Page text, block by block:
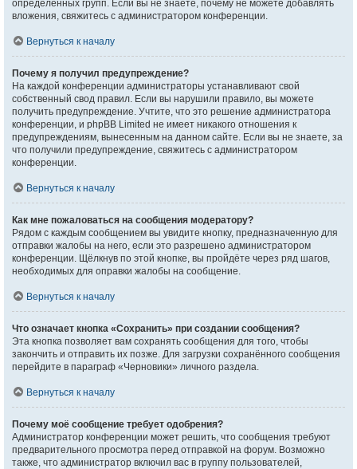
определённых групп. Если вы не знаете, почему не можете добавлять
вложения, свяжитесь с администратором конференции.
Вернуться к началу
Почему я получил предупреждение?
На каждой конференции администраторы устанавливают свой
собственный свод правил. Если вы нарушили правило, вы можете
получить предупреждение. Учтите, что это решение администратора
конференции, и phpBB Limited не имеет никакого отношения к
предупреждениям, вынесенным на данном сайте. Если вы не знаете, за
что получили предупреждение, свяжитесь с администратором
конференции.
Вернуться к началу
Как мне пожаловаться на сообщения модератору?
Рядом с каждым сообщением вы увидите кнопку, предназначенную для
отправки жалобы на него, если это разрешено администратором
конференции. Щёлкнув по этой кнопке, вы пройдёте через ряд шагов,
необходимых для оправки жалобы на сообщение.
Вернуться к началу
Что означает кнопка «Сохранить» при создании сообщения?
Эта кнопка позволяет вам сохранять сообщения для того, чтобы
закончить и отправить их позже. Для загрузки сохранённого сообщения
перейдите в параграф «Черновики» личного раздела.
Вернуться к началу
Почему моё сообщение требует одобрения?
Администратор конференции может решить, что сообщения требуют
предварительного просмотра перед отправкой на форум. Возможно
также, что администратор включил вас в группу пользователей,